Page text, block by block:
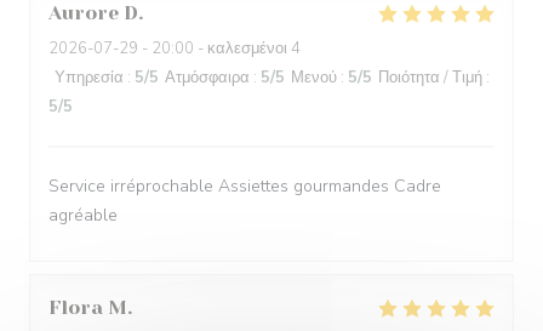
Aurore D
2026-07-29 - 20:00 - καλεσμένοι 4
Υπηρεσία : 5/5 Ατμόσφαιρα : 5/5 Μενού : 5/5 Ποιότητα / Τιμή :
5/5
Service irréprochable Assiettes gourmandes Cadre
agréable
Flora M